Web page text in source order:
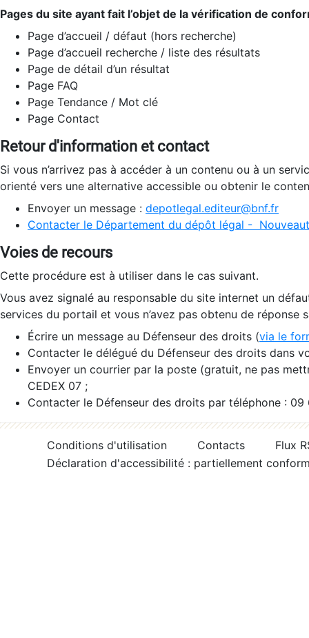
Pages du site ayant fait l’objet de la vérification de
Page d’accueil / défaut (hors recherche)
Page d’accueil recherche / liste des résultats
Page de détail d’un résultat
Page FAQ
Page Tendance / Mot clé
Page Contact
Retour d'information et contact
Si vous n’arrivez pas à accéder à un contenu ou à un
orienté vers une alternative accessible ou obtenir le
Envoyer un message : depotlegal.editeur@bnf.fr
Contacter le Département du dépôt légal -
Voies de recours
Cette procédure est à utiliser dans le cas suivant.
Vous avez signalé au responsable du site internet un
services du portail et vous n’avez pas obtenu de réponse
Écrire un message au Défenseur des droits (via le
Contacter le délégué du Défenseur des droits dans
Envoyer un courrier par la poste (gratuit, ne pas
CEDEX 07 ;
Contacter le Défenseur des droits par téléphone :
Conditions d'utilisation Contacts
Flux
Déclaration d'accessibilité : partiellement